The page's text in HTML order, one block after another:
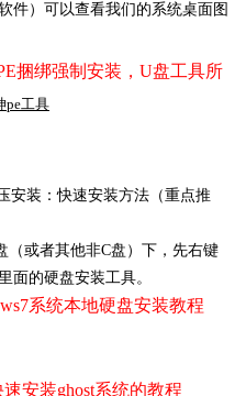
件）可以查看我们的系统桌面图
捆绑强制安装，U盘工具所
pe工具
安装：快速安装方法（重点推
（或者其他非C盘）下，先右键
面的硬盘安装工具。
系统本地硬盘安装教程
安装ghost系统的教程